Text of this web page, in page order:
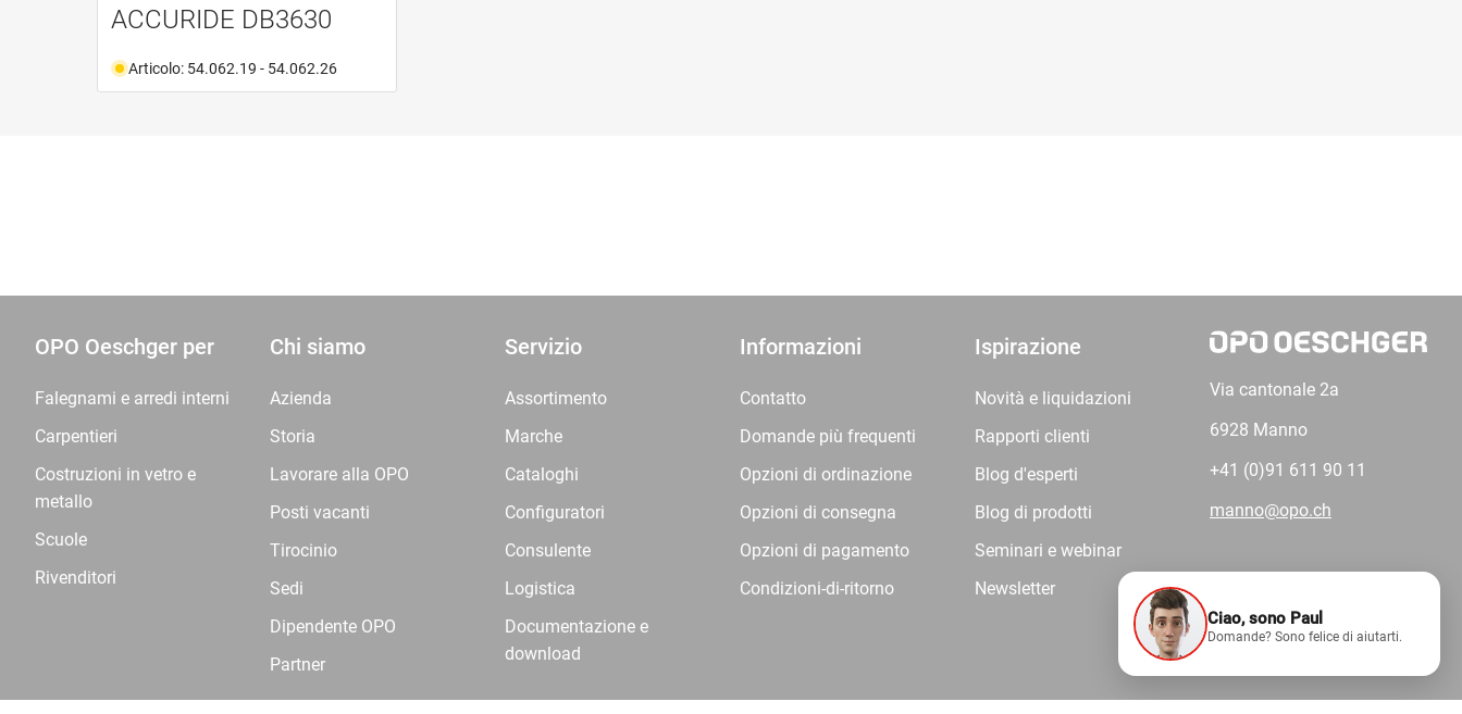
ACCURIDE DB3630
Articolo: 54.062.19 - 54.062.26
OPO Oeschger per
Falegnami e arredi interni
Carpentieri
Costruzioni in vetro e
metallo
Scuole
Rivenditori
Chi siamo
Azienda
Storia
Lavorare alla OPO
Posti vacanti
Tirocinio
Sedi
Dipendente OPO
Partner
Servizio
Assortimento
Marche
Cataloghi
Configuratori
Consulente
Logistica
Documentazione e
download
Informazioni
Contatto
Domande più frequenti
Opzioni di ordinazione
Opzioni di consegna
Opzioni di pagamento
Condizioni-di-ritorno
Ispirazione
Novità e liquidazioni
Rapporti clienti
Blog d'esperti
Blog di prodotti
Seminari e webinar
Newsletter
Via cantonale 2a
6928 Manno
+41 (0)91 611 90 11
manno@opo.ch
Forniamo
Ciao, sono Paul
Domande? Sono felice di aiutarti.